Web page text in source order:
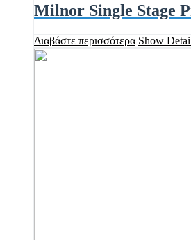
Milnor Single Stage
Διαβάστε περισσότερα Show